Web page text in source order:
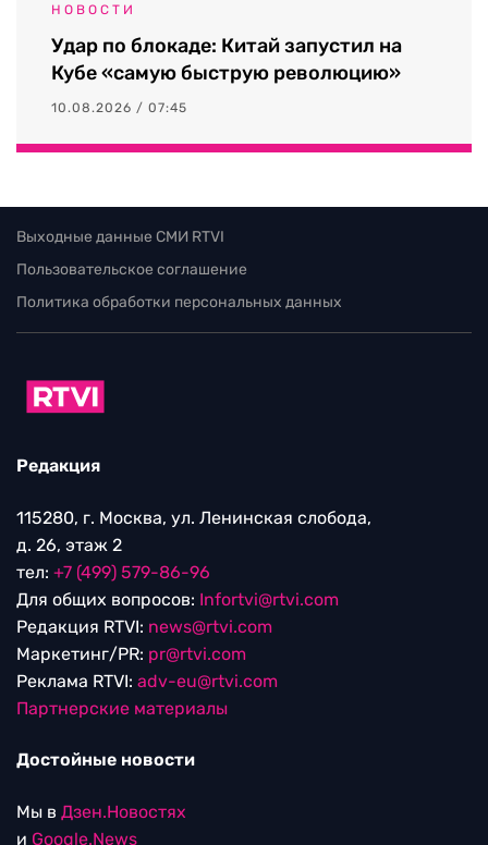
НОВОСТИ
Удар по блокаде: Китай запустил на
Кубе «самую быструю революцию»
10.08.2026 / 07:45
Выходные данные СМИ RTVI
Пользовательское соглашение
Политика обработки персональных данных
Редакция
115280, г. Москва, ул. Ленинская слобода,
д. 26, этаж 2
тел: +7 (499) 579-86-96
Для общих вопросов: Infortvi@rtvi.com
Редакция RTVI: news@rtvi.com
Маркетинг/PR: pr@rtvi.com
Реклама RTVI: adv-eu@rtvi.com
Партнерские материалы
Достойные новости
Мы в Дзен.Новостях
и Google.News